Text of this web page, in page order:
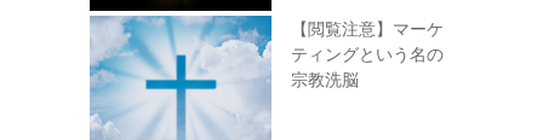
【閲覧注意】マーケ
ティングという名の
宗教洗脳